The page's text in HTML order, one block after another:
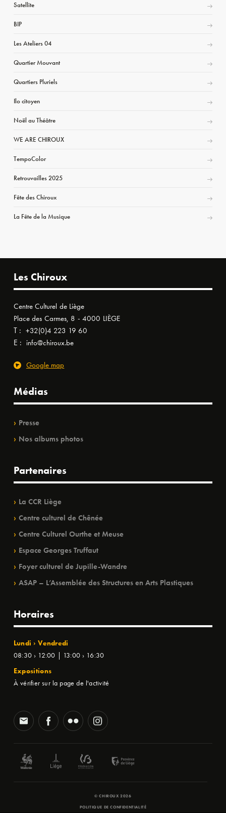
Satellite
BIP
Les Ateliers 04
Quartier Mouvant
Quartiers Pluriels
Ilo citoyen
Noël au Théâtre
WE ARE CHIROUX
TempoColor
Retrouvailles 2025
Fête des Chiroux
La Fête de la Musique
Les Chiroux
Centre Culturel de Liège
Place des Carmes, 8 - 4000 LIÈGE
T : +32(0)4 223 19 60
E : info@chiroux.be
Google map
Médias
Presse
Nos albums photos
Partenaires
La CCR Liège
Centre culturel de Chênée
Centre Culturel Ourthe et Meuse
Espace Georges Truffaut
Foyer culturel de Jupille-Wandre
ASAP – L’Assemblée des Structures en Arts Plastiques
Horaires
Lundi › Vendredi
08:30 › 12:00 | 13:00 › 16:30
Expositions
À vérifier sur la page de l'activité
© CHIROUX 2026
POLITIQUE DE CONFIDENTIALITÉ